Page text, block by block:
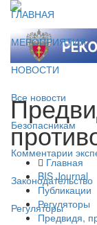
ГЛАВНАЯ
МЕРОПРИЯТИЯ
НОВОСТИ
Все новости
Безопасникам
Комментарии
Законодательство
Регуляторы
Главная
BIS Journal
Публикации
Регуляторы
Предвидя,